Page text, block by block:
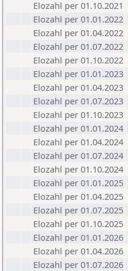
Elozahl per 01.10.2021
Elozahl per 01.01.2022
Elozahl per 01.04.2022
Elozahl per 01.07.2022
Elozahl per 01.10.2022
Elozahl per 01.01.2023
Elozahl per 01.04.2023
Elozahl per 01.07.2023
Elozahl per 01.10.2023
Elozahl per 01.01.2024
Elozahl per 01.04.2024
Elozahl per 01.07.2024
Elozahl per 01.10.2024
Elozahl per 01.01.2025
Elozahl per 01.04.2025
Elozahl per 01.07.2025
Elozahl per 01.10.2025
Elozahl per 01.01.2026
Elozahl per 01.04.2026
Elozahl per 01.07.2026